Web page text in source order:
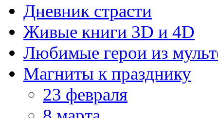
Дневник страсти
Живые книги 3D и 4D
Любимые герои из
Магниты к празднику
23 февраля